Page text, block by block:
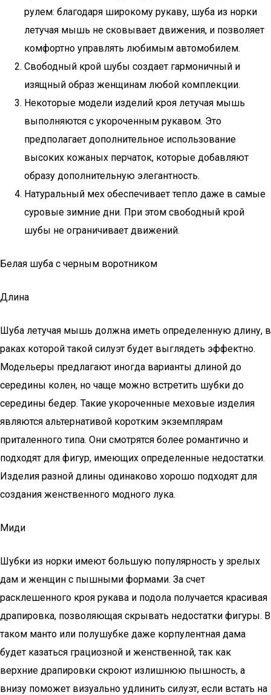
рулем: благодаря широкому рукаву, шуба из норки
летучая мышь не сковывает движения, и позволяет
комфортно управлять любимым автомобилем.
Свободный крой шубы создает гармоничный и
изящный образ женщинам любой комплекции.
Некоторые модели изделий кроя летучая мышь
выполняются с укороченным рукавом. Это
предполагает дополнительное использование
высоких кожаных перчаток, которые добавляют
образу дополнительную элегантность.
Натуральный мех обеспечивает тепло даже в самые
суровые зимние дни. При этом свободный крой
шубы не ограничивает движений.
Белая шуба с черным воротником
Длина
Шуба летучая мышь должна иметь определенную длину, в
раках которой такой силуэт будет выглядеть эффектно.
Модельеры предлагают иногда варианты длиной до
середины колен, но чаще можно встретить шубки до
середины бедер. Такие укороченные меховые изделия
являются альтернативой коротким экземплярам
приталенного типа. Они смотрятся более романтично и
подходят для фигур, имеющих определенные недостатки.
Изделия разной длины одинаково хорошо подходят для
создания женственного модного лука.
Миди
Шубки из норки имеют большую популярность у зрелых
дам и женщин с пышными формами. За счет
расклешенного кроя рукава и подола получается красивая
драпировка, позволяющая скрывать недостатки фигуры. В
таком манто или полушубке даже корпулентная дама
будет казаться грациозной и женственной, так как
верхние драпировки скроют излишнюю пышность, а
внизу поможет визуально удлинить силуэт, если встать на